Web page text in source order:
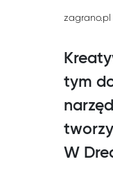
zagrano.pl
tym
W